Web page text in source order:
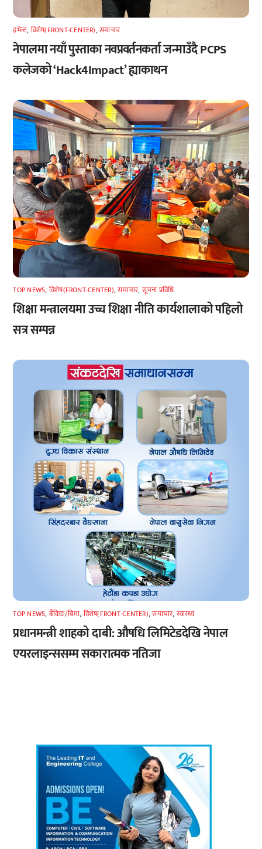
इभेन्ट, विशेष(FRONT-CENTER),समाचार
नेपालमा नयाँ पुस्ताका नवप्रवर्तनकर्ता जन्माउँदै PCPS
कलेजको ‘Hack4Impact’ ह्याकाथन
TOP NEWS, विशेष(FRONT-CENTER),समाचार, सूचना प्रविधि
शिक्षा मन्त्रालयमा उच्च शिक्षा नीति कार्यशालाको पहिलो
सत्र सम्पन्न
TOP NEWS, बैंकिङ/बिमा, विशेष(FRONT-CENTER),समाचार, स्वास्थ्य
प्रधानमन्त्री शाहको दाबी: औषधि लिमिटेडदेखि नेपाल
एयरलाइन्ससम्म सकारात्मक नतिजा